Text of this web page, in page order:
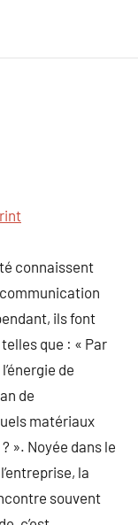
connaissent
communication
ils font
que : « Par
de
de
matériaux
». Noyée dans le
la
souvent